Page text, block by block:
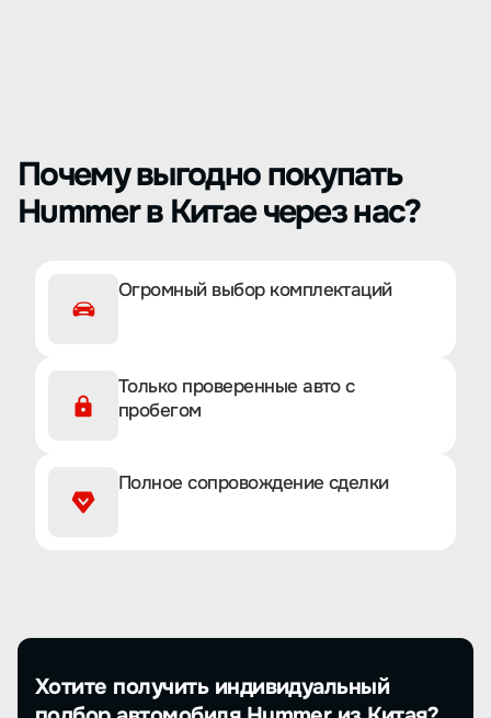
Почему выгодно покупать
Hummer в Китае через нас?
Огромный выбор комплектаций
Только проверенные авто с
пробегом
Полное сопровождение сделки
Хотите получить индивидуальный